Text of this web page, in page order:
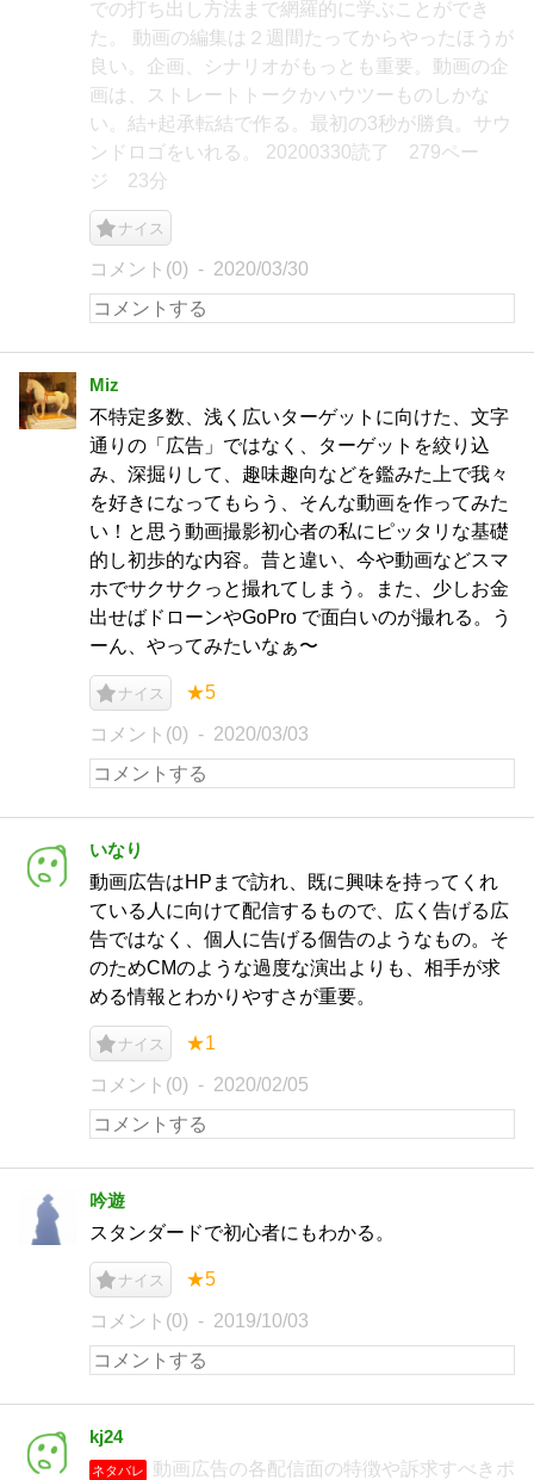
での打ち出し方法まで網羅的に学ぶことができ
た。 動画の編集は２週間たってからやったほうが
良い。企画、シナリオがもっとも重要。動画の企
画は、ストレートトークかハウツーものしかな
い。結+起承転結で作る。最初の3秒が勝負。サウ
ンドロゴをいれる。 20200330読了 279ペー
ジ 23分
ナイス
コメント(0) 2020/03/30
Miz
不特定多数、浅く広いターゲットに向けた、文字
通りの「広告」ではなく、ターゲットを絞り込
み、深掘りして、趣味趣向などを鑑みた上で我々
を好きになってもらう、そんな動画を作ってみた
い！と思う動画撮影初心者の私にピッタリな基礎
的し初歩的な内容。昔と違い、今や動画などスマ
ホでサクサクっと撮れてしまう。また、少しお金
出せばドローンやGoPro で面白いのが撮れる。う
ーん、やってみたいなぁ〜
ナイス ★5
コメント(0) 2020/03/03
いなり
動画広告はHPまで訪れ、既に興味を持ってくれ
ている人に向けて配信するもので、広く告げる広
告ではなく、個人に告げる個告のようなもの。そ
のためCMのような過度な演出よりも、相手が求
める情報とわかりやすさが重要。
ナイス ★1
コメント(0) 2020/02/05
吟遊
スタンダードで初心者にもわかる。
ナイス ★5
コメント(0) 2019/10/03
kj24
ネタバレ
動画広告の各配信面の特徴や訴求すべきポ